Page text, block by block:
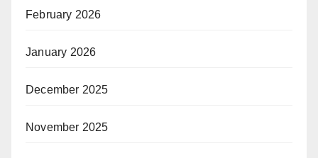
February 2026
January 2026
December 2025
November 2025